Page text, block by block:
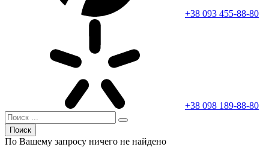
+38 093 455-88-80
+38 098 189-88-80
Поиск
По Вашему запросу ничего не найдено